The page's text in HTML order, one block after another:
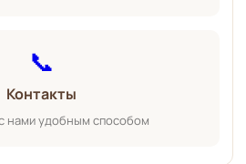
📞
Контакты
нами удобным способом